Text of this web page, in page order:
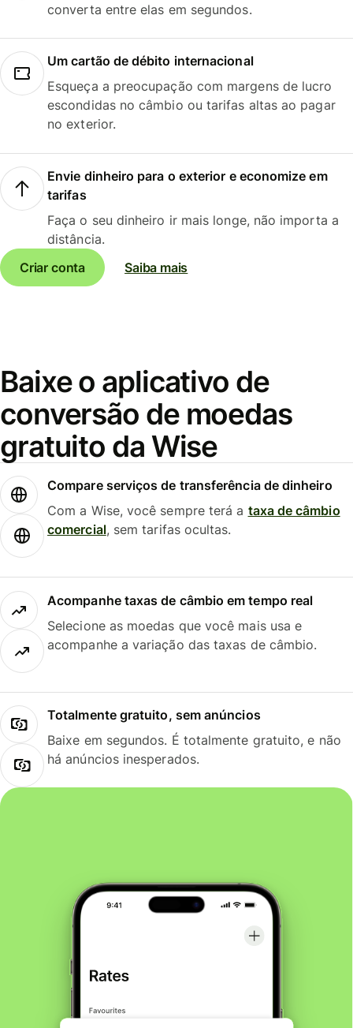
converta entre elas em segundos.
Um cartão de débito internacional
Esqueça a preocupação com margens de lucro
escondidas no câmbio ou tarifas altas ao pagar
no exterior.
Envie dinheiro para o exterior e economize em
tarifas
Faça o seu dinheiro ir mais longe, não importa a
distância.
Criar conta
Saiba mais
Baixe o aplicativo de
conversão de moedas
gratuito da Wise
Compare serviços de transferência de dinheiro
Com a Wise, você sempre terá a taxa de câmbio
comercial, sem tarifas ocultas.
Acompanhe taxas de câmbio em tempo real
Selecione as moedas que você mais usa e
acompanhe a variação das taxas de câmbio.
Totalmente gratuito, sem anúncios
Baixe em segundos. É totalmente gratuito, e não
há anúncios inesperados.